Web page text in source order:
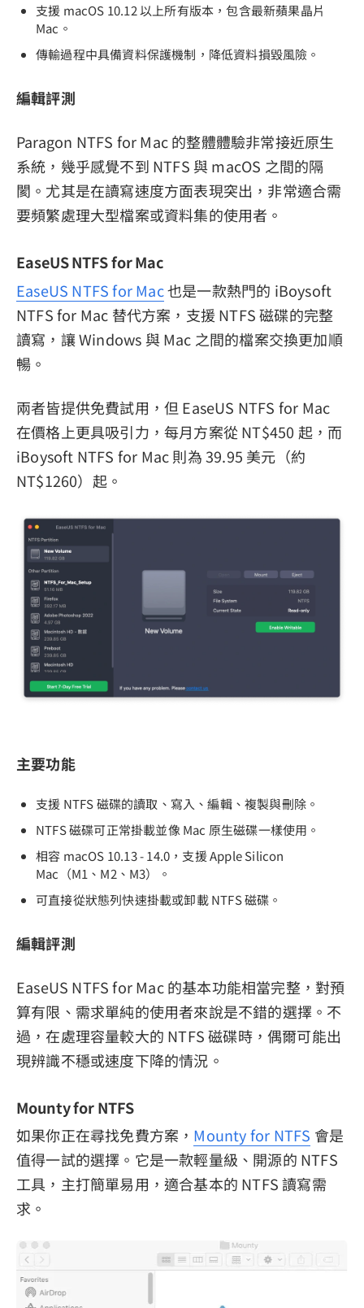
支援 macOS 10.12 以上所有版本，包含最新蘋果晶片
Mac。
傳輸過程中具備資料保護機制，降低資料損毀風險。
編輯評測
Paragon NTFS for Mac 的整體體驗非常接近原生
系統，幾乎感覺不到 NTFS 與 macOS 之間的隔
閡。尤其是在讀寫速度方面表現突出，非常適合需
要頻繁處理大型檔案或資料集的使用者。
EaseUS NTFS for Mac
EaseUS NTFS for Mac也是一款熱門的 iBoysoft
NTFS for Mac 替代方案，支援 NTFS 磁碟的完整
讀寫，讓 Windows 與 Mac 之間的檔案交換更加順
暢。
兩者皆提供免費試用，但 EaseUS NTFS for Mac
在價格上更具吸引力，每月方案從 NT$450 起，而
iBoysoft NTFS for Mac 則為 39.95 美元（約
NT$1260）起。
主要功能
支援 NTFS 磁碟的讀取、寫入、編輯、複製與刪除。
NTFS 磁碟可正常掛載並像 Mac 原生磁碟一樣使用。
相容 macOS 10.13 - 14.0，支援 Apple Silicon
Mac（M1、M2、M3）。
可直接從狀態列快速掛載或卸載 NTFS 磁碟。
編輯評測
EaseUS NTFS for Mac 的基本功能相當完整，對預
算有限、需求單純的使用者來說是不錯的選擇。不
過，在處理容量較大的 NTFS 磁碟時，偶爾可能出
現辨識不穩或速度下降的情況。
Mounty for NTFS
如果你正在尋找免費方案， Mounty for NTFS 會是
值得一試的選擇。它是一款輕量級、開源的 NTFS
工具，主打簡單易用，適合基本的 NTFS 讀寫需
求。